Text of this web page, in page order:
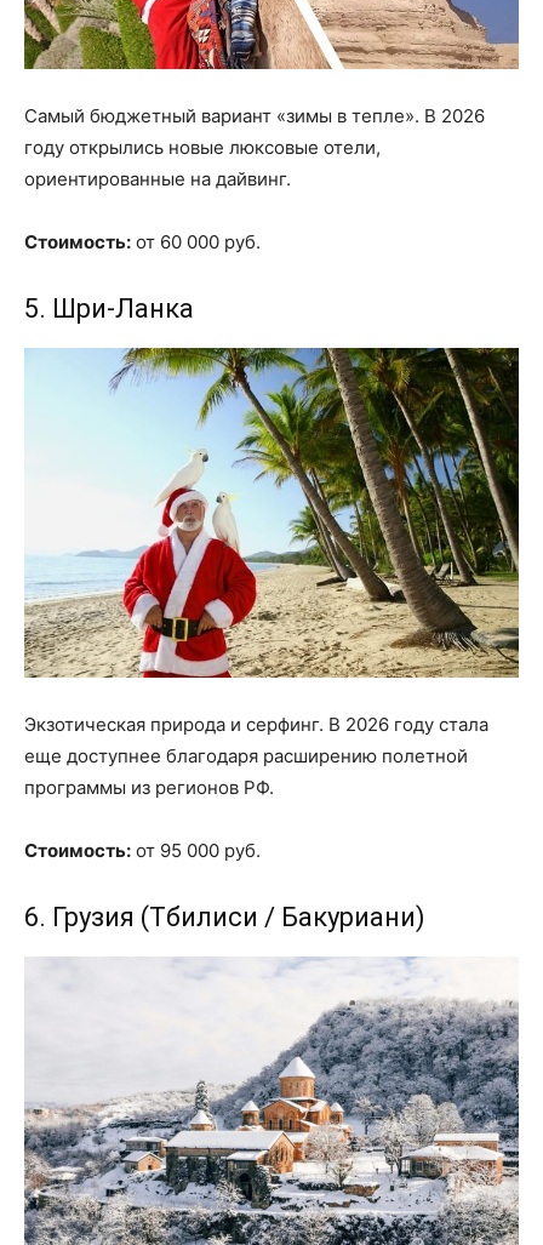
Самый бюджетный вариант «зимы в тепле». В 2026
году открылись новые люксовые отели,
ориентированные на дайвинг.
Стоимость: от 60 000 руб.
5. Шри-Ланка
Экзотическая природа и серфинг. В 2026 году стала
еще доступнее благодаря расширению полетной
программы из регионов РФ.
Стоимость: от 95 000 руб.
6. Грузия (Тбилиси / Бакуриани)